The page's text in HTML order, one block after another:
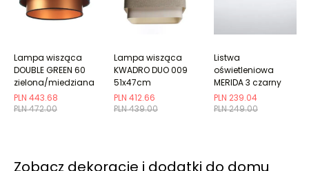
PLN 472.00
PLN 443.68
Lampa wisząca
DOUBLE GREEN 60
zielona/miedziana
PLN 439.00
PLN 412.66
Lampa wisząca
KWADRO DUO 009
51x47cm
beżowa/kremowa
PLN 249.00
PLN 239.04
Listwa
oświetleniowa
MERIDA 3 czarny
Zobacz dekoracje i dodatki do domu